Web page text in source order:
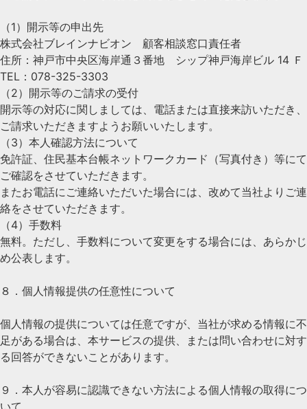
（1）開示等の申出先
株式会社ブレインナビオン 顧客相談窓口責任者
住所：神戸市中央区海岸通３番地 シップ神戸海岸ビル 14 Ｆ
TEL：078-325-3303
（2）開示等のご請求の受付
開示等の対応に関しましては、電話または直接来訪いただき、
ご請求いただきますようお願いいたします。
（3）本人確認方法について
免許証、住民基本台帳ネットワークカード（写真付き）等にて
ご確認をさせていただきます。
またお電話にご連絡いただいた場合には、改めて当社よりご連
絡をさせていただきます。
（4）手数料
無料。ただし、手数料について変更をする場合には、あらかじ
め公表します。
８．個人情報提供の任意性について
個人情報の提供については任意ですが、当社が求める情報に不
足がある場合は、本サービスの提供、または問い合わせに対す
る回答ができないことがあります。
９．本人が容易に認識できない方法による個人情報の取得につ